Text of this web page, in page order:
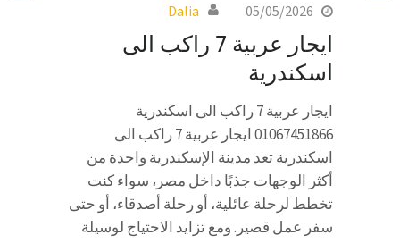
05/05/2026
Dalia
ايجار عربية 7 راكب الى
اسكندرية
ايجار عربية 7 راكب الى اسكندرية
01067451866 ايجار عربية 7 راكب الى
اسكندرية تعد مدينة الإسكندرية واحدة من
أكثر الوجهات جذبًا داخل مصر، سواء كنت
تخطط لرحلة عائلية، أو رحلة أصدقاء، أو حتى
سفر عمل قصير. ومع تزايد الاحتياج لوسيلة